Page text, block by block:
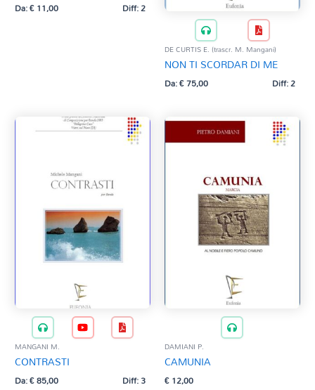
Da:€11,00 Diff: 2
DE CURTIS E. (trascr. M. Mangani)
NON TI SCORDAR DI ME
Da:€75,00 Diff: 2
MANGANI M.
CONTRASTI
Da:€85,00 Diff: 3
DAMIANI P.
CAMUNIA
€12,00